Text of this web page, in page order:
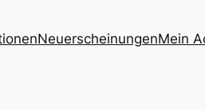
NeuerscheinungenMein